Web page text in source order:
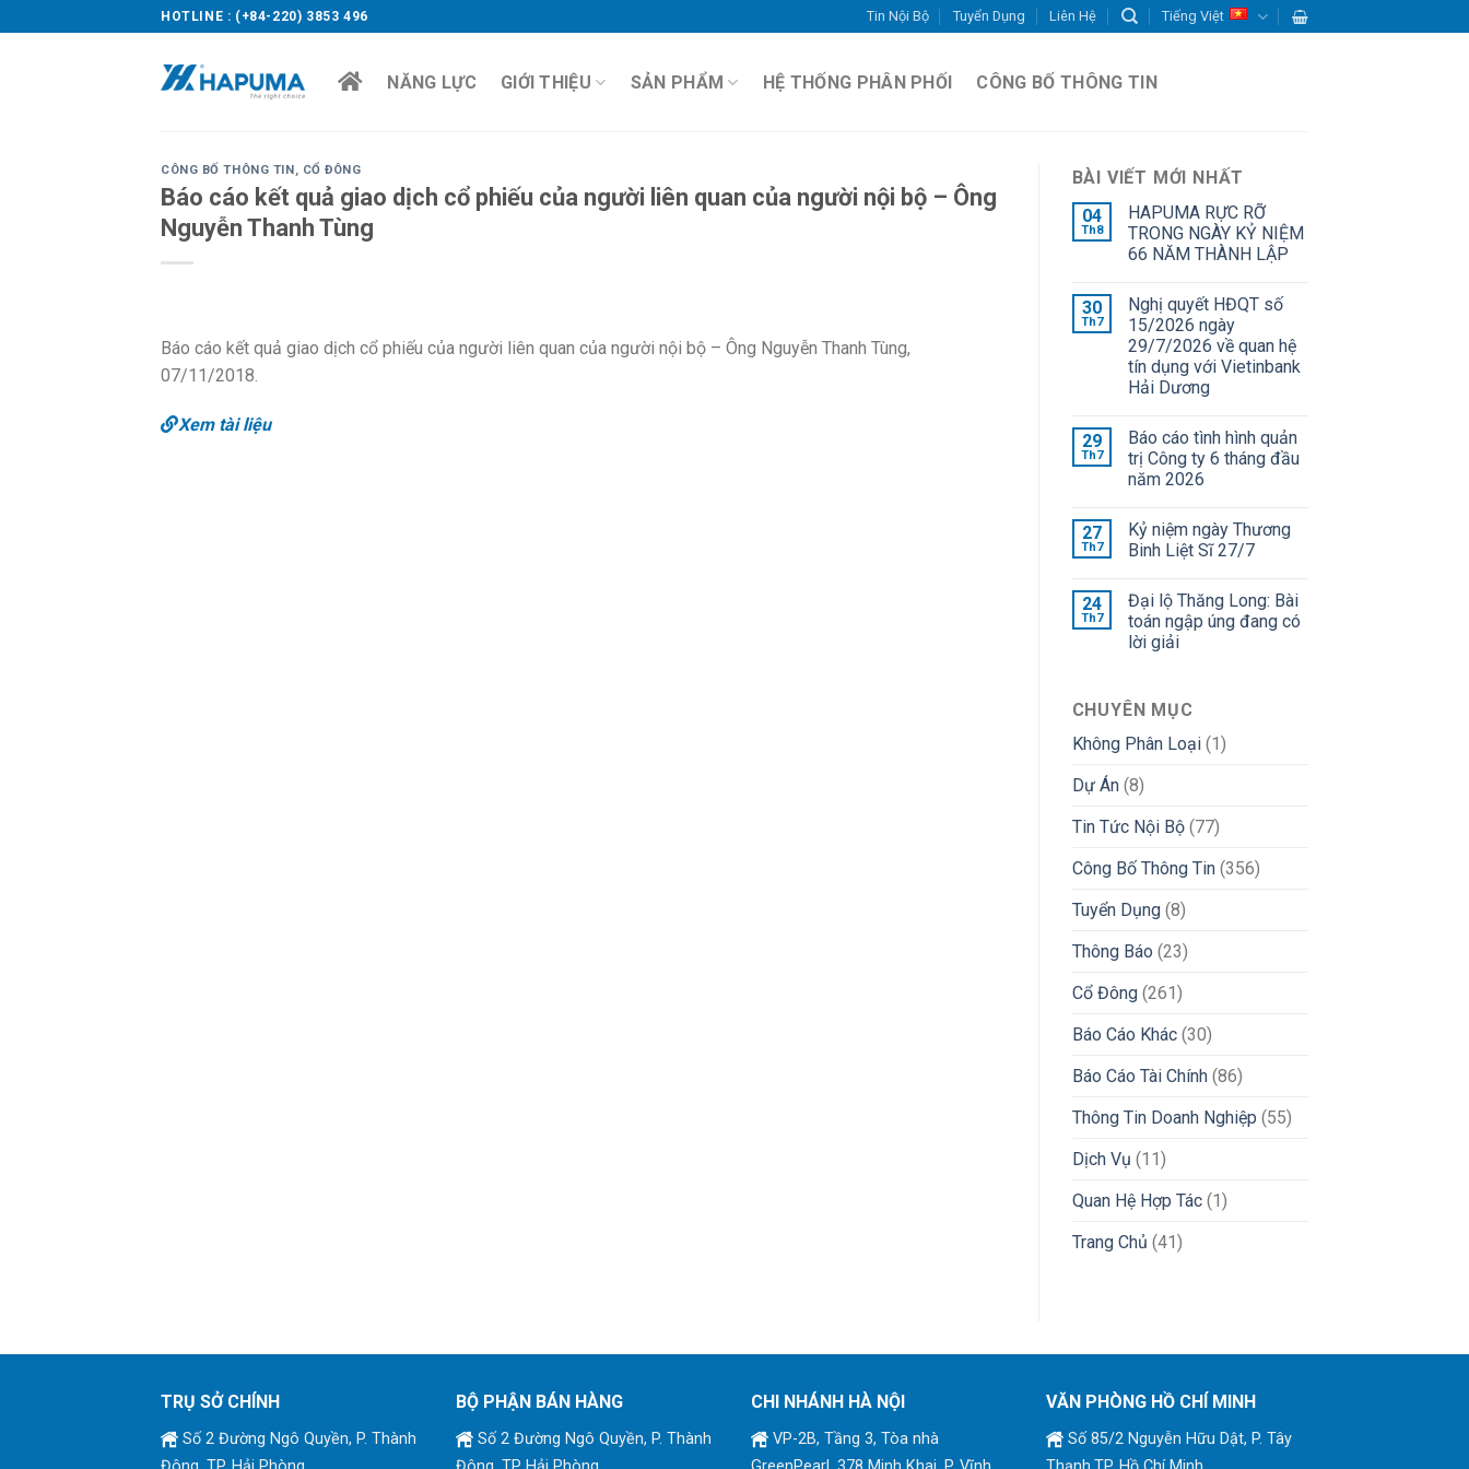
to
HOTLINE : (+84-220) 3853 496 Tin Nội Bộ Tuyển Dụng Liên Hệ Tiếng Việt
NĂNG LỰC GIỚI THIỆU SẢN PHẨM HỆ THỐNG PHÂN PHỐI CÔNG BỐ THÔNG TIN
CÔNG BỐ THÔNG TIN, CỔ ĐÔNG
Báo cáo kết quả giao dịch cổ phiếu của người liên quan của người nội bộ – Ông
Nguyễn Thanh Tùng
Báo cáo kết quả giao dịch cổ phiếu của người liên quan của người nội bộ – Ông Nguyễn Thanh Tùng,
07/11/2018.
Xem tài liệu
BÀI VIẾT MỚI NHẤT
04
Th8
HAPUMA RỰC RỠ
TRONG NGÀY KỶ NIỆM
66 NĂM THÀNH LẬP
30
Th7
Nghị quyết HĐQT số
15/2026 ngày
29/7/2026 về quan hệ
tín dụng với Vietinbank
Hải Dương
29
Th7
Báo cáo tình hình quản
trị Công ty 6 tháng đầu
năm 2026
27
Th7
Kỷ niệm ngày Thương
Binh Liệt Sĩ 27/7
24
Th7
Đại lộ Thăng Long: Bài
toán ngập úng đang có
lời giải
CHUYÊN MỤC
Không Phân Loại(1)
Dự Án(8)
Tin Tức Nội Bộ(77)
Công Bố Thông Tin(356)
Tuyển Dụng(8)
Thông Báo (23)
Cổ Đông(261)
Báo Cáo Khác(30)
Báo Cáo Tài Chính(86)
Thông Tin Doanh Nghiệp (55)
Dịch Vụ (11)
Quan Hệ Hợp Tác(1)
Trang Chủ (41)
TRỤ SỞ CHÍNH
Số 2 Đường Ngô Quyền, P. Thành
BỘ PHẬN BÁN HÀNG
Số 2 Đường Ngô Quyền, P. Thành
CHI NHÁNH HÀ NỘI
VP-2B, Tầng 3, Tòa nhà
VĂN PHÒNG HỒ CHÍ MINH
Số 85/2 Nguyễn Hữu Dật, P. Tây